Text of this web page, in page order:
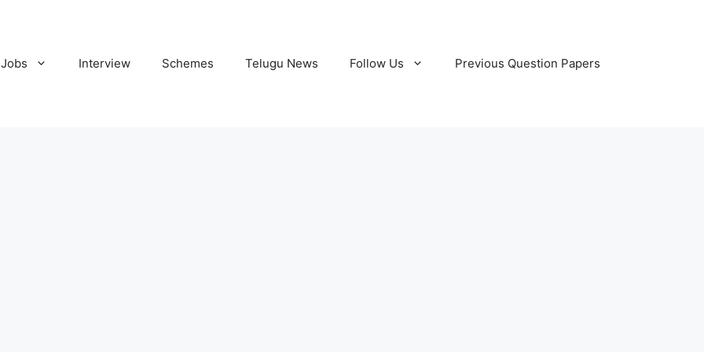
Jobs Interview Schemes Telugu News Follow Us Previous Question Papers